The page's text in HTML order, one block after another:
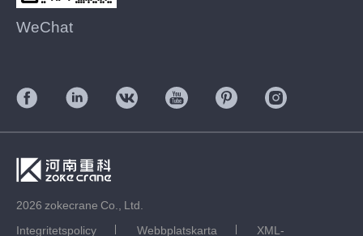
WeChat
2026 zokecrane Co., Ltd.
Integritetspolicy
Webbplatskarta XML-